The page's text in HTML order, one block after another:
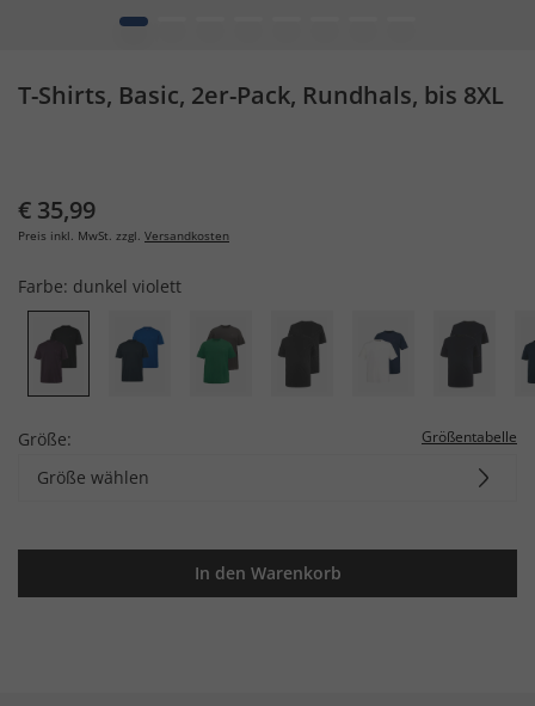
1
T-Shirts, Basic, 2er-Pack, Rundhals, bis 8XL
€ 35,99
Preis inkl. MwSt. zzgl. Versandkosten
Farbe: dunkel violett
Größe: Größentabelle
Größe wählen
In den Warenkorb